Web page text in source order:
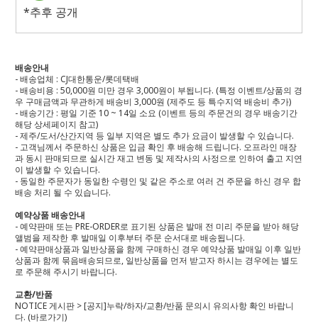
*추후 공개
배송안내
- 배송업체 : CJ대한통운/롯데택배
- 배송비용 : 50,000원 미만 경우 3,000원이 부됩니다. (특정 이벤트/상품의 경
우 구매금액과 무관하게 배송비 3,000원 (제주도 등 특수지역 배송비 추가)
- 배송기간 : 평일 기준 10 ~ 14일 소요 (이벤트 등의 주문건의 경우 배송기간
해당 상세페이지 참고)
- 제주/도서/산간지역 등 일부 지역은 별도 추가 요금이 발생할 수 있습니다.
- 고객님께서 주문하신 상품은 입금 확인 후 배송해 드립니다. 오프라인 매장
과 동시 판매되므로 실시간 재고 변동 및 제작사의 사정으로 인하여 출고 지연
이 발생할 수 있습니다.
- 동일한 주문자가 동일한 수령인 및 같은 주소로 여러 건 주문을 하신 경우 합
배송 처리 될 수 있습니다.
예약상품 배송안내
- 예약판매 또는 PRE-ORDER로 표기된 상품은 발매 전 미리 주문을 받아 해당
앨범을 제작한 후 발매일 이후부터 주문 순서대로 배송됩니다.
- 예약판매상품과 일반상품을 함께 구매하신 경우 예약상품 발매일 이후 일반
상품과 함께 묶음배송되므로, 일반상품을 먼저 받고자 하시는 경우에는 별도
로 주문해 주시기 바랍니다.
교환/반품
NOTICE 게시판 > [공지]누락/하자/교환/반품 문의시 유의사항 확인 바랍니
다. (바로가기)